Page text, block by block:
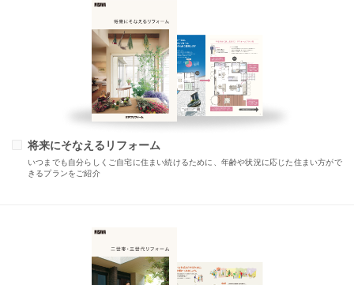
将来にそなえるリフォーム
いつまでも自分らしくご自宅に住まい続けるために、年齢や状況に応じた住まい方がで
きるプランをご紹介